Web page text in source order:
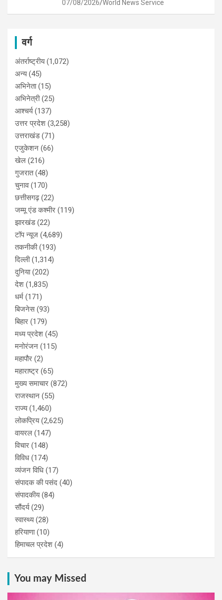
07/08/2026 World News Service
वर्ग
अंतर्राष्ट्रीय(1,072)
अन्य(45)
अभिनेता(15)
अभिनेत्री(25)
आश्चर्य(137)
उत्तर प्रदेश (3,258)
उत्तराखंड(71)
एजुकेशन (66)
खेल (216)
गुजरात(48)
चुनाव(170)
छत्तीसगढ़(22)
जम्मू एंड कश्मीर (119)
झारखंड(22)
टॉप न्यूज (4,689)
तकनीकी(193)
दिल्ली(1,314)
दुनिया(202)
देश (1,835)
धर्म (171)
बिजनेस(93)
बिहार (179)
मध्य प्रदेश (45)
मनोरंजन (115)
महापौर (2)
महाराष्ट्र (65)
मुख्य समाचार (872)
राजस्थान (55)
राज्य(1,460)
लोकप्रिय(2,625)
वायरल (147)
विचार (148)
विविध (174)
व्यंजन विधि (17)
संपादक की पसंद (40)
संपादकीय(84)
सौंदर्य(29)
स्वास्थ्य(28)
हरियाणा(10)
हिमाचल प्रदेश (4)
You may Missed